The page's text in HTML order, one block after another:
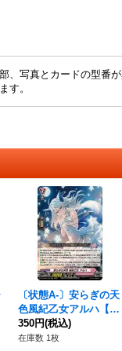
、写真とカードの型番
す。
〔状態A-〕安らぎの天
色風紀乙女アルハ【R
RR】{DZ-LBT01/018}
《リリカルモナステリ
350円(税込)
在庫数 1枚